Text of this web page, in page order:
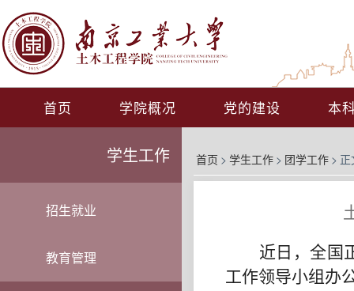
首页 学院概况 党的建设 本
学生工作
招生就业
教育管理
首页 > 学生工作 > 团学工作 > 正
近日，全国
工作领导小组办